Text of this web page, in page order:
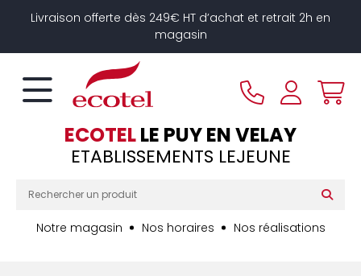
Livraison offerte dès 249€ HT d’achat et retrait 2h en
magasin
ECOTELLE PUY EN VELAY
ETABLISSEMENTS LEJEUNE
Notre magasin Nos horaires Nos réalisations
Panneau de gestion des cookies